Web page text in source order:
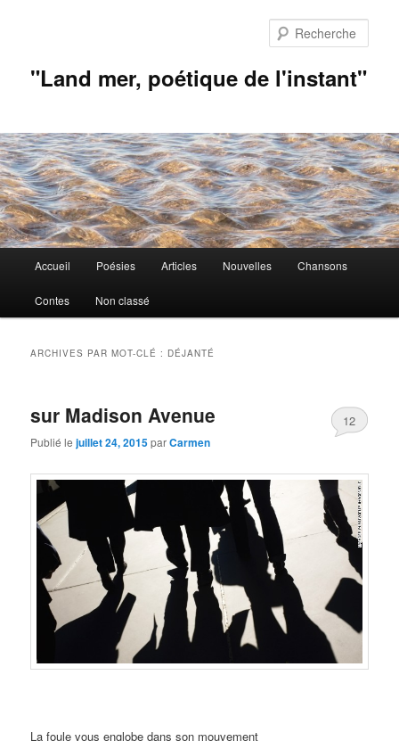
"Land mer, poétique de l'instant"
principal
Accueil Poésies Articles Nouvelles Chansons
Contes Non classé
ARCHIVES PAR MOT-CLÉ : DÉJANTÉ
sur Madison Avenue
Publié lejuillet 24, 2015parCarmen
12
La foule vous englobe dans son mouvement